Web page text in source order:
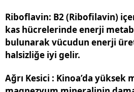
Riboflavin: B2 (Ribofilavin)
kas hücrelerinde enerji
bulunarak vücudun enerji
halsizliğe iyi gelir.
Ağrı Kesici : Kinoa’da yüksek